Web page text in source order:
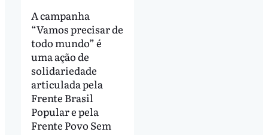
A campanha
“Vamos precisar de
todo mundo” é
uma ação de
solidariedade
articulada pela
Frente Brasil
Popular e pela
Frente Povo Sem